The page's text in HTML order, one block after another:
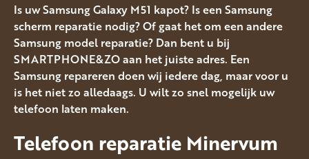
Is uw Samsung Galaxy M51 kapot? Is een Samsung
scherm reparatie nodig? Of gaat het om een andere
Samsung model reparatie? Dan bent u bij
SMARTPHONE&ZO aan het juiste adres. Een
Samsung repareren doen wij iedere dag, maar voor u
is het niet zo alledaags. U wilt zo snel mogelijk uw
telefoon laten maken.
Telefoon reparatie Minervum